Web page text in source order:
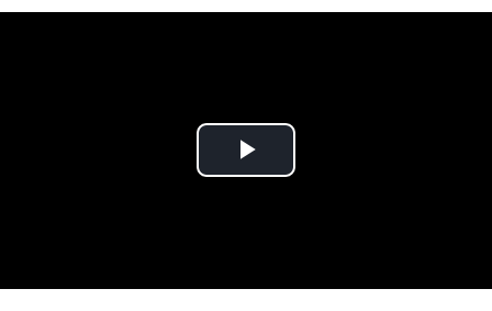
Play Video